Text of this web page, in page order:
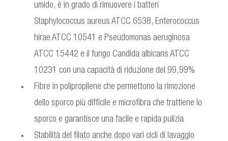
umido, è in grado di rimuovere i batteri
Staphylococcus aureus ATCC 6538, Enterococcus
hirae ATCC 10541 e Pseudomonas aeruginosa
ATCC 15442 e il fungo Candida albicans ATCC
10231 con una capacità di riduzione del 99,99%
Fibre in polipropilene che permettono la rimozione
dello sporco più difficile e microfibra che trattiene lo
sporco e garantisce una facile e rapida pulizia
Stabilità del filato anche dopo vari cicli di lavaggio